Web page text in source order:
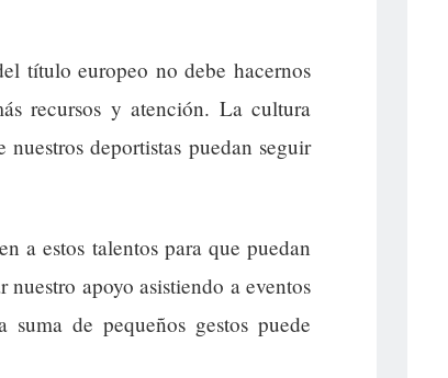
título europeo no debe hacernos
recursos y atención. La cultura
deportistas puedan seguir
a estos talentos para que puedan
apoyo asistiendo a eventos
de pequeños gestos puede